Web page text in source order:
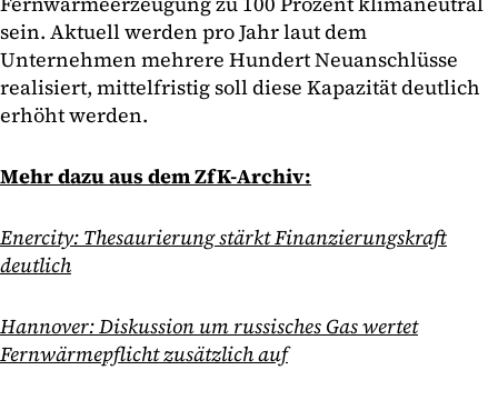
sein. Aktuell werden pro Jahr laut dem
Unternehmen mehrere Hundert Neuanschlüsse
realisiert, mittelfristig soll diese Kapazität deutlich
erhöht werden.
Mehr dazu aus dem ZfK-Archiv:
Enercity: Thesaurierung stärkt Finanzierungskraft
deutlich
Hannover: Diskussion um russisches Gas wertet
Fernwärmepflicht zusätzlich auf